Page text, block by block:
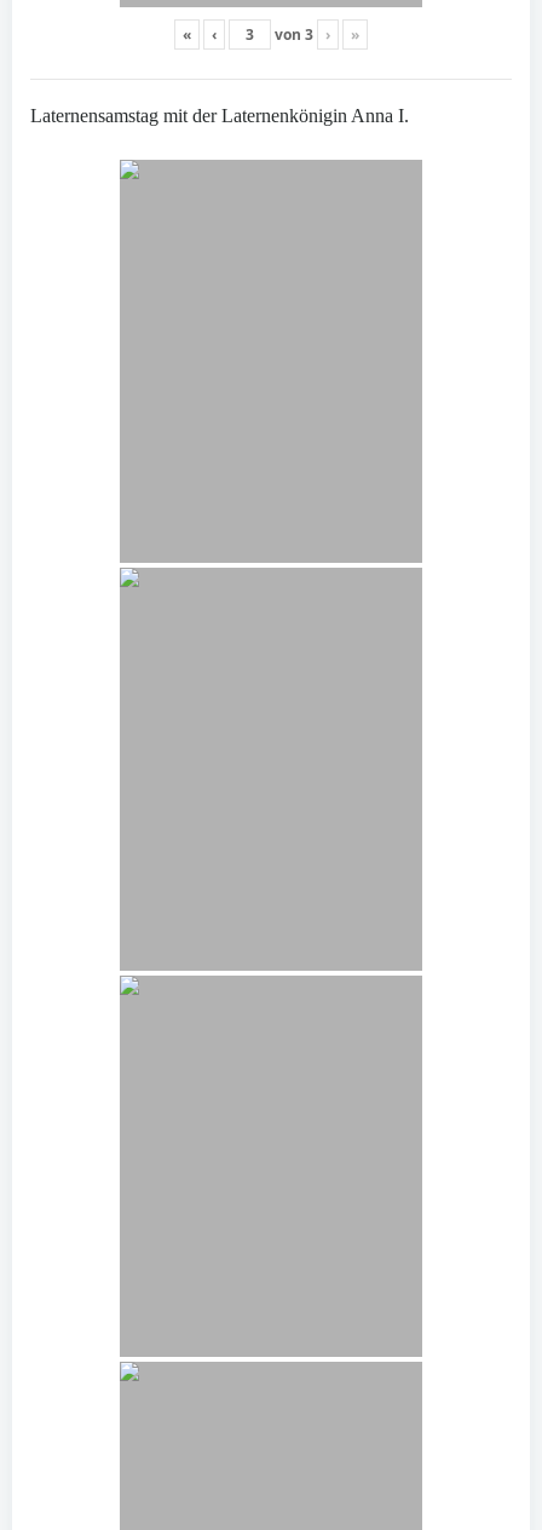
« ‹ von 3 › »
Laternensamstag mit der Laternenkönigin Anna I.